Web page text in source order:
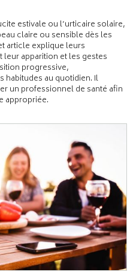
estivale ou l’urticaire solaire,
claire ou sensible dès les
article explique leurs
apparition et les gestes
progressive,
au quotidien. Il
un professionnel de santé afin
appropriée.